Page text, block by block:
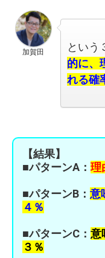
加賀田 という
的に、
れる確
【結果】
■パターンA： 理
■パターンB： 意
４％
■パターンC： 意
３％